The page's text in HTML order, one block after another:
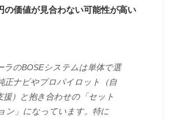
の価値が見合わない可能性が高い
ラのBOSEシステムは単体で選
正ナビやプロパイロット（自
援）と抱き合わせの「セット
ン」になっています。特に